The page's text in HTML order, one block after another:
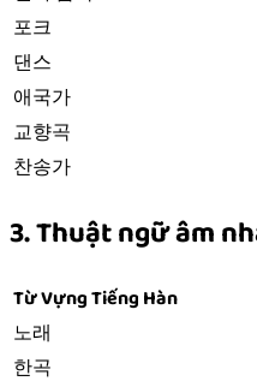
포크
댄스
애국가
교향곡
찬송가
3. Thuật ngữ âm
Từ Vựng Tiếng Hàn
노래
한곡